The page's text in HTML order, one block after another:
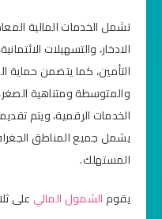
تشمل الخدمات المالية
الادخار، والتسهيلات
التأمين، كما يتضمن حماية
والمتوسطة ومتناهية
الخدمات الرقمية، ويتم
يشمل جميع المناطق
المستهلك.
يقوم الشمول المالي على